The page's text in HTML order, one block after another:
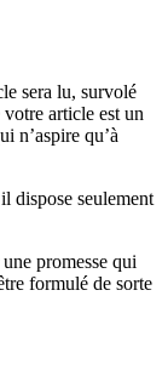
sera lu, survolé
article est un
n’aspire qu’à
dispose seulement
promesse qui
formulé de sorte